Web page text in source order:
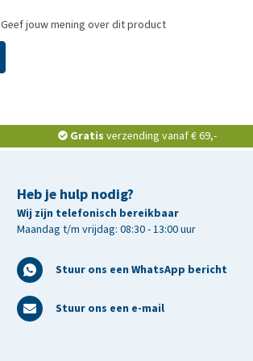
jouw mening over dit product
Gratis verzending vanaf € 69,-
Heb je hulp nodig?
Wij zijn telefonisch bereikbaar
Maandag t/m vrijdag: 08:30 - 13:00 uur
Stuur ons een WhatsApp bericht
Stuur ons een e-mail